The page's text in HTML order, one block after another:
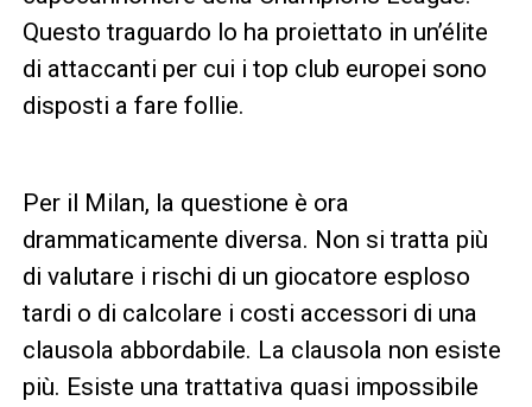
Questo traguardo lo ha proiettato in un’élite
di attaccanti per cui i top club europei sono
disposti a fare follie.
Per il Milan, la questione è ora
drammaticamente diversa. Non si tratta più
di valutare i rischi di un giocatore esploso
tardi o di calcolare i costi accessori di una
clausola abbordabile. La clausola non esiste
più. Esiste una trattativa quasi impossibile